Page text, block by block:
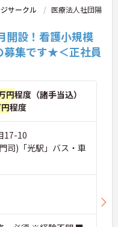
サークル
医療法人社団陽
開設！看護小規模
募集です★＜正社員
円程度（諸手当込）
程度
17-10
司)「光駅」バス・車